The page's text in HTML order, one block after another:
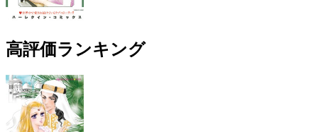
高評価ランキング